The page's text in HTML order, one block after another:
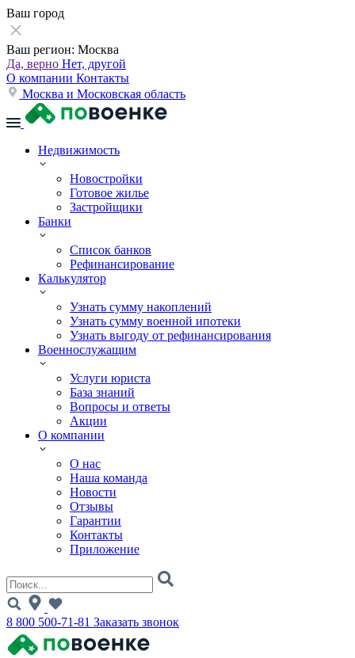
Ваш город
Ваш регион: Москва
Да, верно Нет, другой
О компании Контакты
Москва и Московская область
Недвижимость
Новостройки
Готовое жилье
Застройщики
Банки
Список банков
Рефинансирование
Калькулятор
Узнать сумму накоплений
Узнать сумму военной ипотеки
Узнать выгоду от рефинансирования
Военнослужащим
Услуги юриста
База знаний
Вопросы и ответы
Акции
О компании
О нас
Наша команда
Новости
Отзывы
Гарантии
Контакты
Приложение
8 800 500-71-81 Заказать звонок